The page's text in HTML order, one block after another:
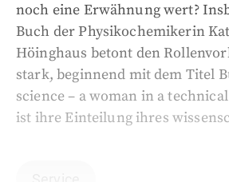
noch eine Erwähnung wert?
Buch der Physikochemikerin
Höinghaus betont den
stark, beginnend mit dem Titel
science – a woman in a
ist ihre Einteilung ihres